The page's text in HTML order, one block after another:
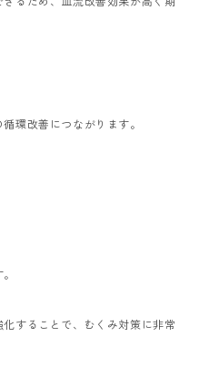
環改善につながります。
することで、むくみ対策に非常